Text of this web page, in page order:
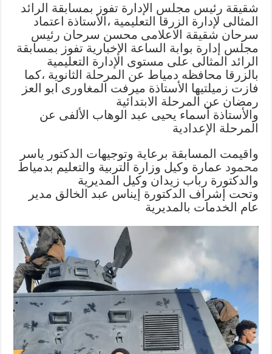
شقيقة رئيس مجلس الإدارة تفوز بمسابقة الرائد
المثالى لإدارة الزرقا التعليمية ،الأستاذة اعتماد
سرحان شقيقة الاعلامى محسن سرحان رئيس
مجلس إدارة بوابة الساعة الإخبارية تفوز بمسابقة
الرائد المثالى على مستوى الإدارة التعليمية
بالزرقا محافظه دمياط عن المرحلة الثانوية ،كما
فازت زميلتيها الأستاذة ميرفت المغاورى ابو العز
رمضان عن المرحلة الابتدائية
والأستاذة أسماء يحيى عبد الوهاب الألفى عن
المرحلة الإعدادية
واقيمت المسابقة برعاية وتوجيهات الدكتور ياسر
محمود عمارة وكيل وزارة التربية والتعليم بدمياط
والدكتورة رباب زيدان وكيل المديرية
وتحت إشراف الدكتورة إيناس عبد الخالق مدير
عام الخدمات بالمديرية